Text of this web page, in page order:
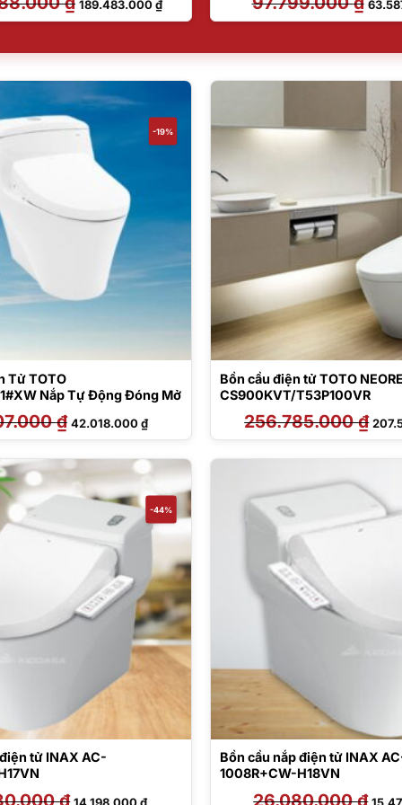
gốc
là:
189.483.000₫hiện
tại
gốc
là:
-19%
Tử TOTO
Nắp Tự Động Đóng Mở
₫ Giá
gốc
là:
42.018.000₫Giá
hiện
tại
42.018.000 ₫.
Bồn cầu điện tử TOTO
CS900KVT/T53P100VR
256.785.000₫ Giá
gốc
là:
-44%
tử INAX AC-
₫ Giá
14.198.000₫Giá
Bồn cầu nắp điện tử INAX
1008R+CW-H18VN
26.080.000₫ Giá